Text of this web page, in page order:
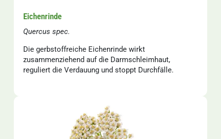
Eichenrinde
Quercus spec.
Die gerbstoffreiche Eichenrinde wirkt
zusammenziehend auf die Darmschleimhaut,
reguliert die Verdauung und stoppt Durchfälle.